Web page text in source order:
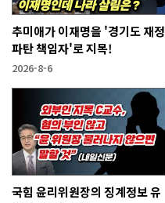
추미애가 이재명을 '경기도 재정
파탄 책임자'로 지목!
2026-8-6
국힘 윤리위원장의 징계정보 유